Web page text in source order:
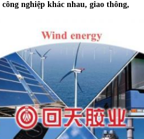
nghiệp khác nhau, giao thông,